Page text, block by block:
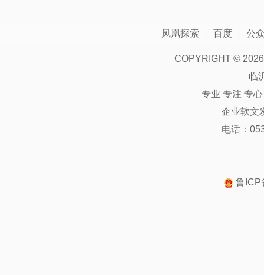
凤凰探索 ┊ 百度 ┊ 公
COPYRIGHT ©
临
专业 专注 专
企业软文
电话：
鲁ICP